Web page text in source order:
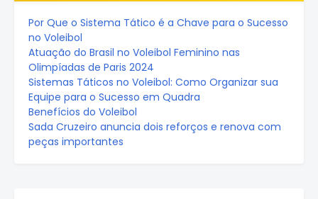
Por Que o Sistema Tático é a Chave para o Sucesso
no Voleibol
Atuação do Brasil no Voleibol Feminino nas
Olimpíadas de Paris 2024
Sistemas Táticos no Voleibol: Como Organizar sua
Equipe para o Sucesso em Quadra
Benefícios do Voleibol
Sada Cruzeiro anuncia dois reforços e renova com
peças importantes